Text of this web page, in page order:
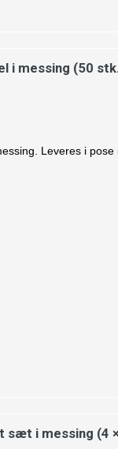
i messing (50
Leveres i pose
sæt i messing (4